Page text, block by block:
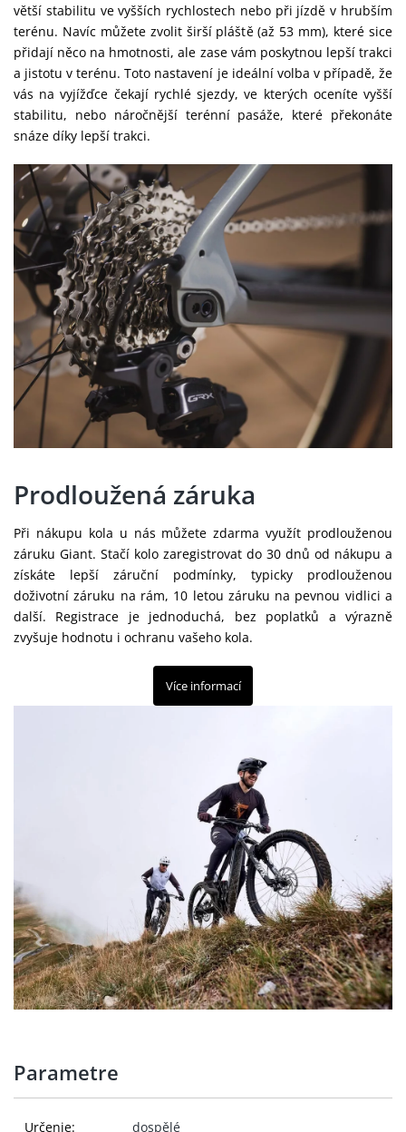
větší stabilitu ve vyšších rychlostech nebo při jízdě v hrubším
terénu. Navíc můžete zvolit širší pláště (až 53 mm), které sice
přidají něco na hmotnosti, ale zase vám poskytnou lepší trakci
a jistotu v terénu. Toto nastavení je ideální volba v případě, že
vás na vyjížďce čekají rychlé sjezdy, ve kterých oceníte vyšší
stabilitu, nebo náročnější terénní pasáže, které překonáte
snáze díky lepší trakci.
Prodloužená záruka
Při nákupu kola u nás můžete zdarma využít prodlouženou
záruku Giant. Stačí kolo zaregistrovat do 30 dnů od nákupu a
získáte lepší záruční podmínky, typicky prodlouženou
doživotní záruku na rám, 10 letou záruku na pevnou vidlici a
další. Registrace je jednoduchá, bez poplatků a výrazně
zvyšuje hodnotu i ochranu vašeho kola.
Více informací
Parametre
Určenie: dospělé